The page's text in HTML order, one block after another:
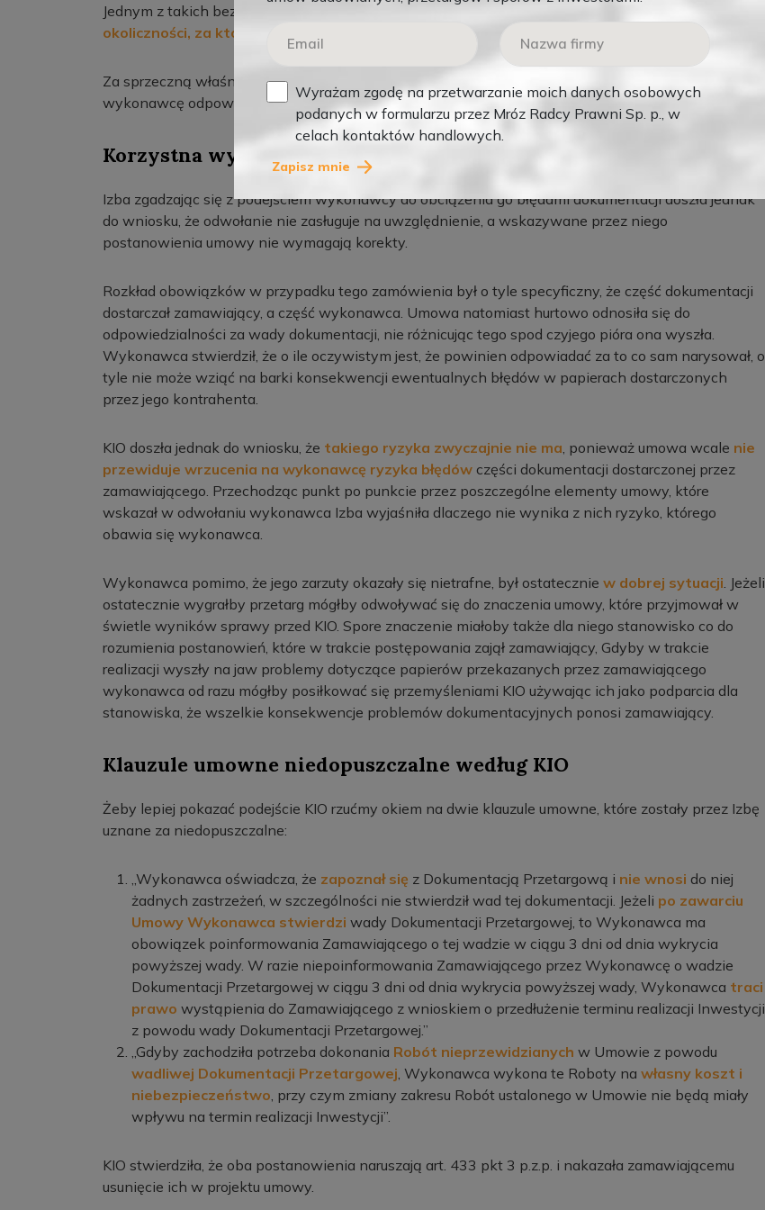
Jednym z takich bezpieczników jest
zakaz nakładania na wykonawcę odpowiedzialności za
okoliczności, za które wyłączną odpowiedzialność ponosi zamawiający
Za sprzeczną właśnie z tym zakazem KIO uznała postanowienie umowne, które nakładałoby na
wykonawcę odpowiedzialność za wady dokumentacji przekazanej przez zamawiającego.
Korzystna wykładnia umowy do wykorzystania przez wykonawcę
Izba zgadzając się z podejściem wykonawcy do obciążenia go błędami dokumentacji doszła jednak
do wniosku, że odwołanie nie zasługuje na uwzględnienie, a wskazywane przez niego
postanowienia umowy nie wymagają korekty.
Rozkład obowiązków w przypadku tego zamówienia był o tyle specyficzny, że część dokumentacji
dostarczał zamawiający, a część wykonawca. Umowa natomiast hurtowo odnosiła się do
odpowiedzialności za wady dokumentacji, nie różnicując tego spod czyjego pióra ona wyszła.
Wykonawca stwierdził, że o ile oczywistym jest, że powinien odpowiadać za to co sam narysował, o
tyle nie może wziąć na barki konsekwencji ewentualnych błędów w papierach dostarczonych
przez jego kontrahenta.
KIO doszła jednak do wniosku, że takiego ryzyka zwyczajnie nie ma, ponieważ umowa wcale nie
przewiduje wrzucenia na wykonawcę ryzyka błędów części dokumentacji dostarczonej przez
zamawiającego. Przechodząc punkt po punkcie przez poszczególne elementy umowy, które
wskazał w odwołaniu wykonawca Izba wyjaśniła dlaczego nie wynika z nich ryzyko, którego
obawia się wykonawca.
Wykonawca pomimo, że jego zarzuty okazały się nietrafne, był ostatecznie w dobrej sytuacji. Jeżeli
ostatecznie wygrałby przetarg mógłby odwoływać się do znaczenia umowy, które przyjmował w
świetle wyników sprawy przed KIO. Spore znaczenie miałoby także dla niego stanowisko co do
rozumienia postanowień, które w trakcie postępowania zajął zamawiający, Gdyby w trakcie
realizacji wyszły na jaw problemy dotyczące papierów przekazanych przez zamawiającego
wykonawca od razu mógłby posiłkować się przemyśleniami KIO używając ich jako podparcia dla
stanowiska, że wszelkie konsekwencje problemów dokumentacyjnych ponosi zamawiający.
Klauzule umowne niedopuszczalne według KIO
Żeby lepiej pokazać podejście KIO rzućmy okiem na dwie klauzule umowne, które zostały przez Izbę
uznane za niedopuszczalne:
„Wykonawca oświadcza, że zapoznał się z Dokumentacją Przetargową i nie wnosi do niej
żadnych zastrzeżeń, w szczególności nie stwierdził wad tej dokumentacji. Jeżeli po zawarciu
Umowy Wykonawca stwierdzi wady Dokumentacji Przetargowej, to Wykonawca ma
obowiązek poinformowania Zamawiającego o tej wadzie w ciągu 3 dni od dnia wykrycia
powyższej wady. W razie niepoinformowania Zamawiającego przez Wykonawcę o wadzie
Dokumentacji Przetargowej w ciągu 3 dni od dnia wykrycia powyższej wady, Wykonawca traci
prawo wystąpienia do Zamawiającego z wnioskiem o przedłużenie terminu realizacji Inwestycji
z powodu wady Dokumentacji Przetargowej.”
„Gdyby zachodziła potrzeba dokonania Robót nieprzewidzianych w Umowie z powodu
wadliwej Dokumentacji Przetargowej, Wykonawca wykona te Roboty na własny koszt i
niebezpieczeństwo, przy czym zmiany zakresu Robót ustalonego w Umowie nie będą miały
wpływu na termin realizacji Inwestycji”.
KIO stwierdziła, że oba postanowienia naruszają art. 433 pkt 3 p.z.p. i nakazała zamawiającemu
usunięcie ich w projektu umowy.
Wyrażam zgodę na przetwarzanie moich danych osobowych
podanych w formularzu przez Mróz Radcy Prawni Sp. p., w
celach kontaktów handlowych.
Zapisz mnie